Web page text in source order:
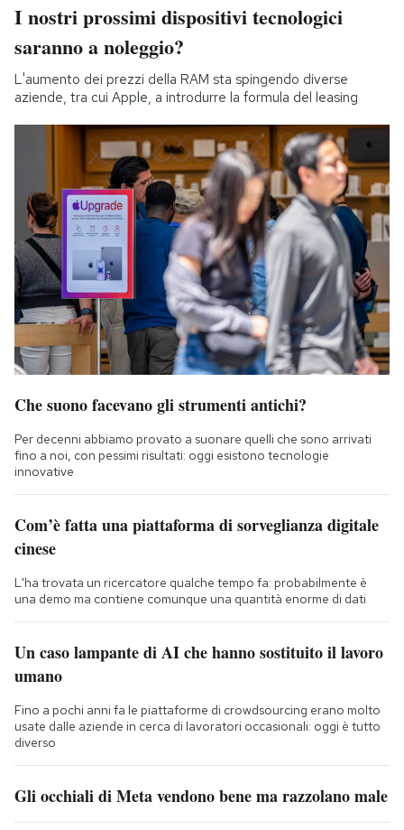
I nostri prossimi dispositivi tecnologici
saranno a noleggio?
L'aumento dei prezzi della RAM sta spingendo diverse
aziende, tra cui Apple, a introdurre la formula del leasing
Che suono facevano gli strumenti antichi?
Per decenni abbiamo provato a suonare quelli che sono arrivati
fino a noi, con pessimi risultati: oggi esistono tecnologie
innovative
Com’è fatta una piattaforma di sorveglianza digitale
cinese
L'ha trovata un ricercatore qualche tempo fa: probabilmente è
una demo ma contiene comunque una quantità enorme di dati
Un caso lampante di AI che hanno sostituito il lavoro
umano
Fino a pochi anni fa le piattaforme di crowdsourcing erano molto
usate dalle aziende in cerca di lavoratori occasionali: oggi è tutto
diverso
Gli occhiali di Meta vendono bene ma razzolano male